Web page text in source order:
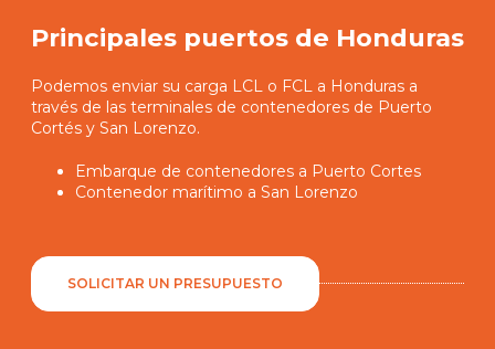
Principales puertos de Honduras
Podemos enviar su carga LCL o FCL a Honduras a
través de las terminales de contenedores de Puerto
Cortés y San Lorenzo.
Embarque de contenedores a Puerto Cortes
Contenedor marítimo a San Lorenzo
SOLICITAR UN PRESUPUESTO